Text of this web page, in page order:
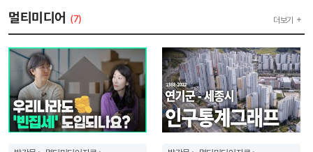
해결에 관해서는 큰 틀에서의 방향만 제시하였고, 구체적인 정책대안을 제시하지는
못했다는 점에서 아쉬움이 크게 남는다. KRIHS: 앞으로 더 하고 싶은 연구가 있다면?
물리적·제도적으로 통합해 제공하는 실질적인 정책 연계 모델을 좀 더 깊이 연구하고 싶다.
아울러 비수도권 청년의 유출을 막고 지역 정착을 유도하기 위해 귀농·창업 청년 등의
특수한 수요를 반영한 지역 맞춤형 로컬 주거지원 전략, 그리고 전월세 보증금 대출 중심의
지원이 가계부채와 임대료 상승에 미친 영향을 계량적으로 분석해 부채에 의존하지 않는
지속 가능한 주거비 보조 시스템을 설계하는 연구도 이어가고 싶다. 장기적으로는 특정 연령
기준에 얽매이지 않고 생애주기적 위험과 개인의 주거 욕구에 유연하게 대응할 수 있는
‘연령통합적’ 주거복지 제도로의 개편 가능성에 대해서도 심층적으로 연구를 시도해 보고
역할 강화) 공공임대주택은 매입·전세임대 등 공급방식 다변화와 장기임대 확대를 통해
구조를 완화할 것을 제안
접근거리(2021) 자료 국토지리정보원 2022 2021 국토조사 40-47:50-51
일반고용허가제(E-9) 이주노동자의 전국 및 수도권 분포 현황(2021년 12월 기준)
주민등록인구 대비 일반고용허가제(e-9) 이주노동자 비율을 기준으로 한 경우, 상위 20개
완도군, 경북 고령군 순으로 주민등록인구대비 일반고용허가제(e-9) 이주노동자 비율이
높음 특례고용허가제(H-2) 이주노동자 전국 및 수도권 분포 현황(2021년 12월 기준)
특례고용허가제(H-2) 이주노동자는 대부분 한국계 중국인으로, 주로 서울과 수도권에
집중적으로 분포 -상위 20개 시군구 중 충남 아산시를 제외하고는 모두 서울과 수도권으로,
서울 영등포구, 구로구, 금천구, 경기 시흥기, 화성시 순으로 분포하고 있음 -수도권
지역에서도 인구밀도가 높고, 서비스업과의 연계성이 높은 지역에 주로 밀집하여 분포
주민등록인구 대비 특례고용허가제(H-2) 이주노동자의 전국 및 수도권 분포 현황(2021년
12월 기준) 주민등록인구 대비 특례고용허가제(H-2) 이주노동자 비율을 기준으로 한 경우,
멀티미디어 (7) 더보기